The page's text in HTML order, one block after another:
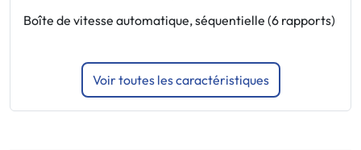
Boîte de vitesse automatique, séquentielle (6 rapports)
Voir toutes les caractéristiques